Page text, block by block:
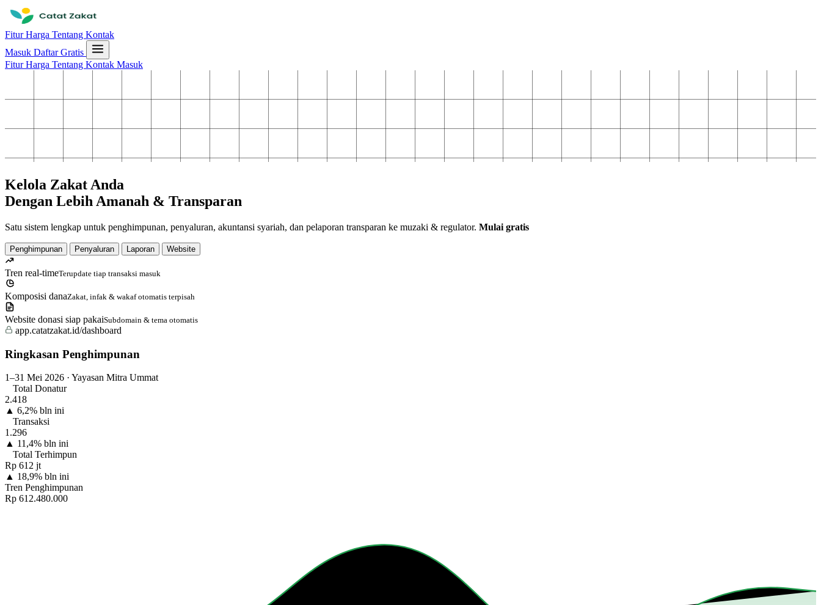
FiturHarga Tentang Kontak
Masuk Daftar Gratis
FiturHarga Tentang Kontak Masuk
Kelola Zakat Anda
Dengan Lebih Amanah & Transparan
Satu sistem lengkap untuk penghimpunan, penyaluran, akuntansi syariah, dan pelaporan transparan ke muzaki & regulator. Mulai gratis
Penghimpunan Penyaluran Laporan Website
Tren real-timeTerupdate tiap transaksi masuk
Komposisi danaZakat, infak & wakaf otomatis terpisah
Website donasi siap pakaiSubdomain & tema otomatis
app.catatzakat.id/dashboard
Ringkasan Penghimpunan
1–31 Mei 2026 · Yayasan Mitra Ummat
Total Donatur
2.418
▲ 6,2% bln ini
Transaksi
1.296
▲ 11,4% bln ini
Total Terhimpun
Rp 612 jt
▲ 18,9% bln ini
Tren Penghimpunan
Rp 612.480.000